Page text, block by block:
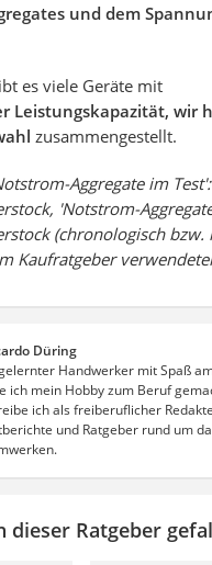
und dem
es viele Geräte mit
Leistungskapazität, wir
zusammengestellt.
Aggregate im Test':
'Notstrom-
(chronologisch bzw.
Kaufratgeber
Düring
Handwerker mit Spaß
ich mein Hobby zum Beruf
ich als freiberuflicher
und Ratgeber rund um
dieser Ratgeber